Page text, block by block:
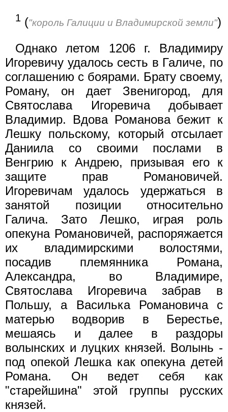
1 ("король Галиции и Владимирской земли")
Однако летом 1206 г. Владимиру
Игоревичу удалось сесть в Галиче, по
соглашению с боярами. Брату своему,
Роману, он дает Звенигород, для
Святослава Игоревича добывает
Владимир. Вдова Романова бежит к
Лешку польскому, который отсылает
Даниила со своими послами в
Венгрию к Андрею, призывая его к
защите прав Романовичей.
Игоревичам удалось удержаться в
занятой позиции относительно
Галича. Зато Лешко, играя роль
опекуна Романовичей, распоряжается
их владимирскими волостями,
посадив племянника Романа,
Александра, во Владимире,
Святослава Игоревича забрав в
Польшу, а Василька Романовича с
матерью водворив в Берестье,
мешаясь и далее в раздоры
волынских и луцких князей. Волынь -
под опекой Лешка как опекуна детей
Романа. Он ведет себя как
"старейшина" этой группы русских
князей.